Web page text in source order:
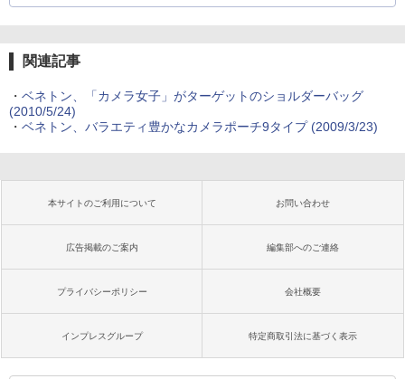
関連記事
・ ベネトン、「カメラ女子」がターゲットのショルダーバッグ
(2010/5/24)
・ ベネトン、バラエティ豊かなカメラポーチ9タイプ (2009/3/23)
本サイトのご利用について お問い合わせ
広告掲載のご案内 編集部へのご連絡
プライバシーポリシー 会社概要
インプレスグループ 特定商取引法に基づく表示